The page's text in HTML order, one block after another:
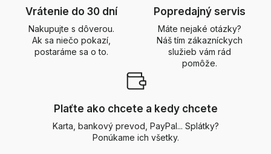
Vrátenie do 30 dní
Nakupujte s dôverou.
Ak sa niečo pokazí,
postaráme sa o to.
Popredajný servis
Máte nejaké otázky?
Náš tím zákazníckych
služieb vám rád
pomôže.
Plaťte ako chcete a kedy chcete
Karta, bankový prevod, PayPal... Splátky?
Ponúkame ich všetky.